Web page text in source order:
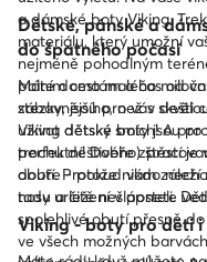
a dámské boty Viking.
materiálu, který umožní
nejméně pohodlným
polním cestám a čas od
stezky, jsou pro vás
Viking dětské boty jsou
perfektní! Dobře
dobře - pokud vám záleží
tady určitě nešlápnete
Dětské, pánské a
do špatného počasí
Máte doma malého
zábavnějšího, než v dešti
užívat dětský smích! A
trochu deštivého) štěstí
obutí. Protože nikdo
nosu a ležení v posteli.
spolehlivé obutí přesně
ve všech možných
Viking - boty pro děti i